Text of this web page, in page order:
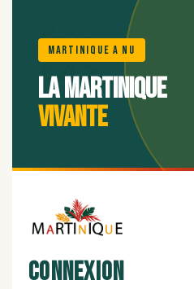
🌺
Martinique A Nu
La Martinique
vivante
Connexion